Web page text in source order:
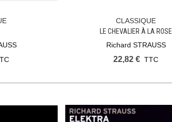
Ajouter Au Panier
CLASSIQUE
LE CHEVALIER À LA ROSE
Richard STRAUSS
22,82 € TTC